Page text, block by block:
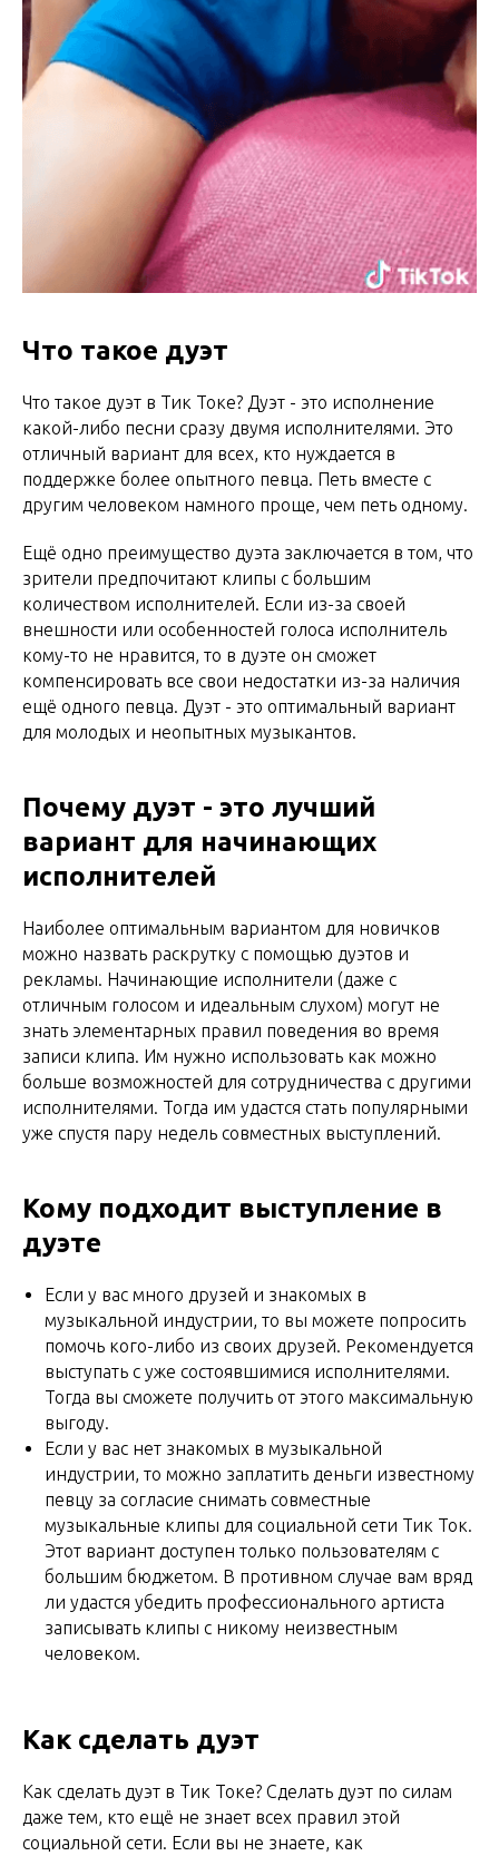
Что такое дуэт
Что такое дуэт в Тик Токе? Дуэт - это исполнение
какой-либо песни сразу двумя исполнителями. Это
отличный вариант для всех, кто нуждается в
поддержке более опытного певца. Петь вместе с
другим человеком намного проще, чем петь одному.
Ещё одно преимущество дуэта заключается в том, что
зрители предпочитают клипы с большим
количеством исполнителей. Если из-за своей
внешности или особенностей голоса исполнитель
кому-то не нравится, то в дуэте он сможет
компенсировать все свои недостатки из-за наличия
ещё одного певца. Дуэт - это оптимальный вариант
для молодых и неопытных музыкантов.
Почему дуэт - это лучший
вариант для начинающих
исполнителей
Наиболее оптимальным вариантом для новичков
можно назвать раскрутку с помощью дуэтов и
рекламы. Начинающие исполнители (даже с
отличным голосом и идеальным слухом) могут не
знать элементарных правил поведения во время
записи клипа. Им нужно использовать как можно
больше возможностей для сотрудничества с другими
исполнителями. Тогда им удастся стать популярными
уже спустя пару недель совместных выступлений.
Кому подходит выступление в
дуэте
Если у вас много друзей и знакомых в
музыкальной индустрии, то вы можете попросить
помочь кого-либо из своих друзей. Рекомендуется
выступать с уже состоявшимися исполнителями.
Тогда вы сможете получить от этого максимальную
выгоду.
Если у вас нет знакомых в музыкальной
индустрии, то можно заплатить деньги известному
певцу за согласие снимать совместные
музыкальные клипы для социальной сети Тик Ток.
Этот вариант доступен только пользователям с
большим бюджетом. В противном случае вам вряд
ли удастся убедить профессионального артиста
записывать клипы с никому неизвестным
человеком.
Как сделать дуэт
Как сделать дуэт в Тик Токе? Сделать дуэт по силам
даже тем, кто ещё не знает всех правил этой
социальной сети. Если вы не знаете, как